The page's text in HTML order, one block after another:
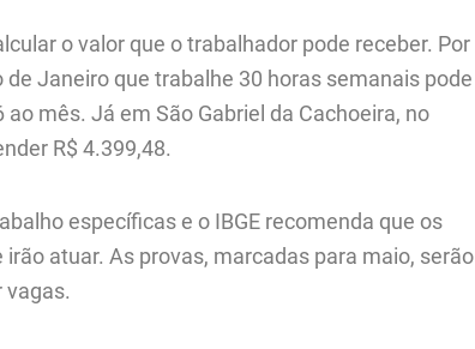
o valor que o trabalhador pode receber. Por
de Janeiro que trabalhe 30 horas semanais pode
mês. Já em São Gabriel da Cachoeira, no
R$ 4.399,48.
específicas e o IBGE recomenda que os
atuar. As provas, marcadas para maio, serão
vagas.